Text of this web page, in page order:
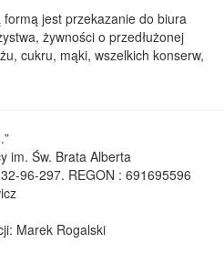
jest przekazanie do biura
żywności o przedłużonej
cukru, mąki, wszelkich konserw,
im. Św. Brata Alberta
96-297. REGON : 691695596
Marek Rogalski